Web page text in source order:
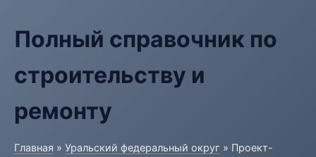
Полный справочник по
строительству и
ремонту
Главная » Уральский федеральный округ » Проект-